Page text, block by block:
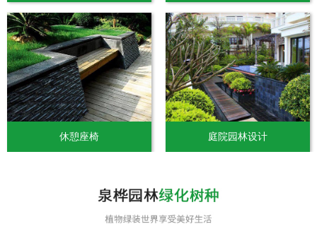
休憩座椅 庭院园林设计